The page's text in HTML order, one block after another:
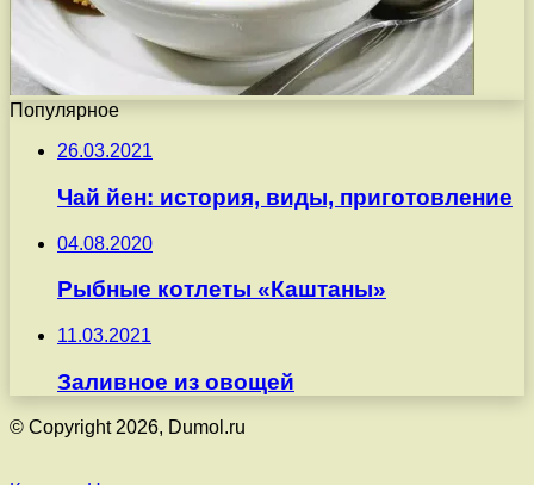
Популярное
26.03.2021
Чай йен: история, виды, приготовление
04.08.2020
Рыбные котлеты «Каштаны»
11.03.2021
Заливное из овощей
© Copyright 2026, Dumol.ru